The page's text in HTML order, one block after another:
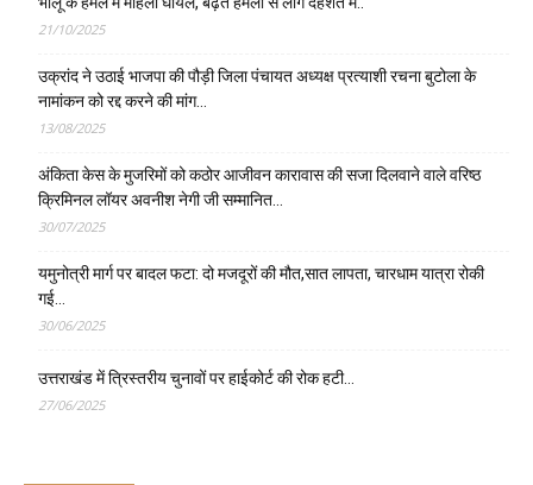
21/10/2025
उक्रांद ने उठाई भाजपा की पौड़ी जिला पंचायत अध्यक्ष प्रत्याशी रचना बुटोला के
नामांकन को रद्द करने की मांग…
13/08/2025
अंकिता केस के मुजरिमों को कठोर आजीवन कारावास की सजा दिलवाने वाले वरिष्ठ
क्रिमिनल लॉयर अवनीश नेगी जी सम्मानित…
30/07/2025
यमुनोत्री मार्ग पर बादल फटा: दो मजदूरों की मौत,सात लापता, चारधाम यात्रा रोकी
गई…
30/06/2025
उत्तराखंड में त्रिस्तरीय चुनावों पर हाईकोर्ट की रोक हटी…
27/06/2025